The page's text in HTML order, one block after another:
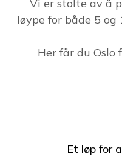
Vi er stolte av å
løype for både 5 og
Her får du Oslo
Et løp for